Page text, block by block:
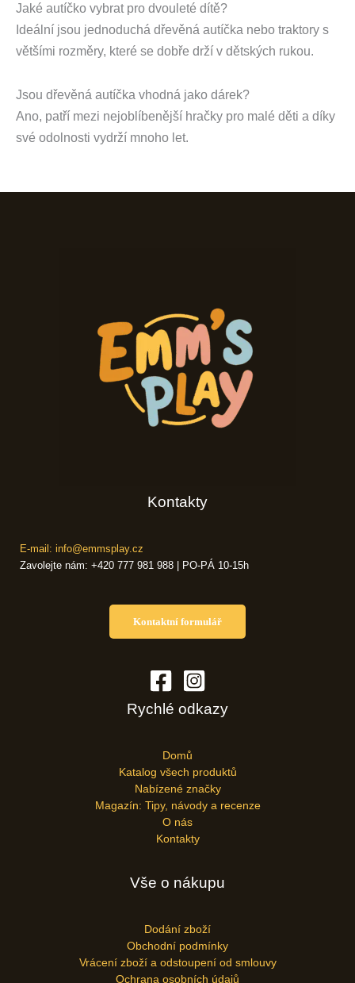
Jaké autíčko vybrat pro dvouleté dítě?
Ideální jsou jednoduchá dřevěná autíčka nebo traktory s
většími rozměry, které se dobře drží v dětských rukou.
Jsou dřevěná autíčka vhodná jako dárek?
Ano, patří mezi nejoblíbenější hračky pro malé děti a díky
své odolnosti vydrží mnoho let.
Kontakty
E-mail: info@emmsplay.cz
Zavolejte nám: +420 777 981 988 | PO-PÁ 10-15h
Kontaktní formulář
Rychlé odkazy
Domů
Katalog všech produktů
Nabízené značky
Magazín: Tipy, návody a recenze
O nás
Kontakty
Vše o nákupu
Dodání zboží
Obchodní podmínky
Vrácení zboží a odstoupení od smlouvy
Ochrana osobních údajů